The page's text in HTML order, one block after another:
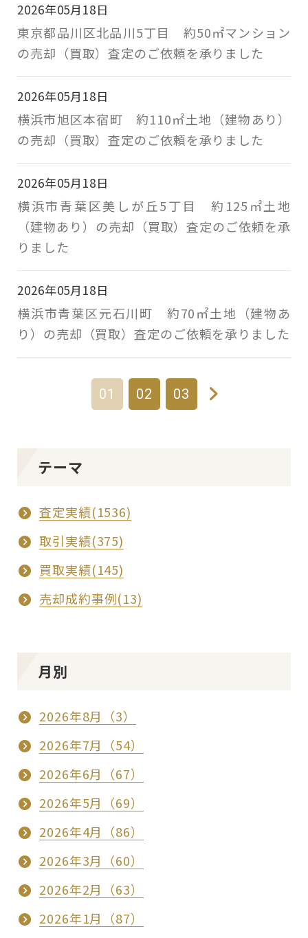
2026年05月18日
東京都品川区北品川5丁目 約50㎡マンション
の売却（買取）査定のご依頼を承りました
2026年05月18日
横浜市旭区本宿町 約110㎡土地（建物あり）
の売却（買取）査定のご依頼を承りました
2026年05月18日
横浜市青葉区美しが丘5丁目 約125㎡土地
（建物あり）の売却（買取）査定のご依頼を承
りました
2026年05月18日
横浜市青葉区元石川町 約70㎡土地（建物あ
り）の売却（買取）査定のご依頼を承りました
01 02 03
テーマ
査定実績(1536)
取引実績(375)
買取実績(145)
売却成約事例(13)
月別
2026年8月（3）
2026年7月（54）
2026年6月（67）
2026年5月（69）
2026年4月（86）
2026年3月（60）
2026年2月（63）
2026年1月（87）